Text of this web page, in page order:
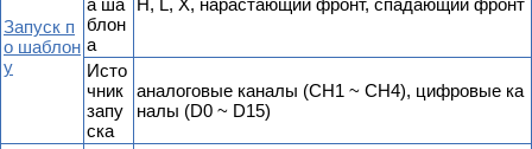
Запуск п
о шаблон
у
а ша
блон
а
H, L, X, нарастающий фронт, спадающий фронт
Исто
чник
запу
ска
аналоговые каналы (CH1 ~ CH4), цифровые ка
налы (D0 ~ D15)